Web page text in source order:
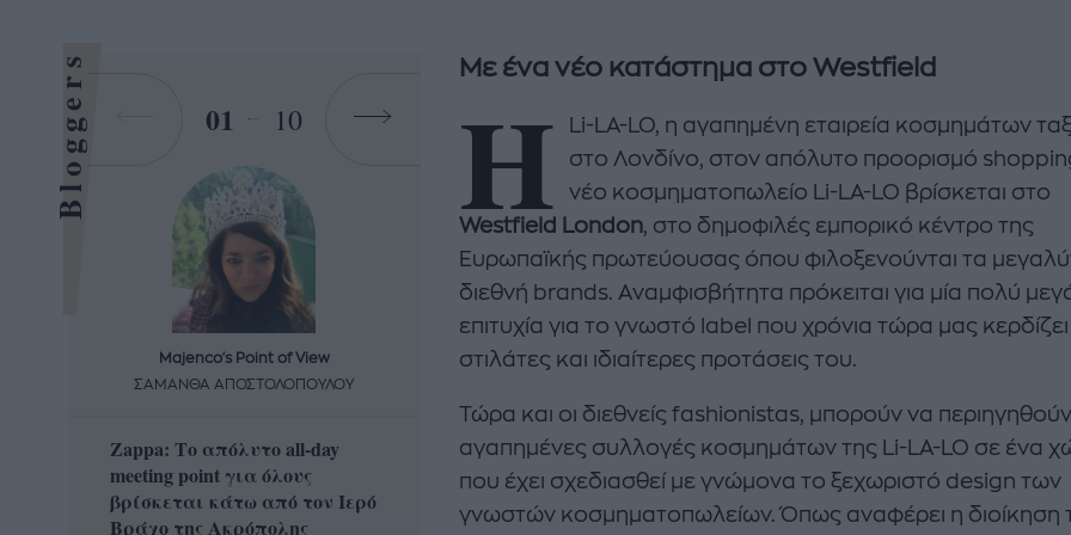
Με ένα νέο κατάστημα στο Westfield
Η
Li-LA-LO, η αγαπημένη εταιρεία κοσμημάτων
στο Λονδίνο, στον απόλυτο προορισμό
νέο κοσμηματοπωλείο Li-LA-LO βρίσκεται στο
Westfield London, στο δημοφιλές εμπορικό κέντρο της
Ευρωπαϊκής πρωτεύουσας όπου φιλοξενούνται τα
διεθνή brands. Aναμφισβήτητα πρόκειται για μία πολύ
επιτυχία για το γνωστό label που χρόνια τώρα μας κερδίζει
στιλάτες και ιδιαίτερες προτάσεις του.
Τώρα και οι διεθνείς fashionistas, μπορούν να περιηγηθούν
αγαπημένες συλλογές κοσμημάτων της Li-LA-LO σε ένα
που έχει σχεδιασθεί με γνώμονα το ξεχωριστό design των
γνωστών κοσμηματοπωλείων. Όπως αναφέρει η διοίκηση
Bloggers 01 10
Majenco's Point of View
ΣΑΜΑΝΘΑ ΑΠΟΣΤΟΛΟΠΟΥΛΟΥ
Zappa: Το απόλυτο all-day
meeting point για όλους
βρίσκεται κάτω από τον Ιερό
Βράχο της Ακρόπολης
Majenco's Point of View
Η απόλυτη καλοκαιρινή
δροσερή σαλάτα με
καρπούζι, φέτα και φράουλες
που θα λατρέψετε
Nτίνα Νικολάου: «Όταν
έπαθα την πρώτη κρίση
πανικού νόμιζα πως θα
πεθάνω»